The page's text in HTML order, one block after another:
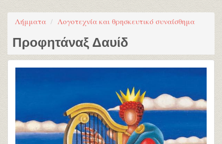
Λήμματα Λογοτεχνία και θρησκευτικό συναίσθημα
Προφητάναξ Δαυίδ